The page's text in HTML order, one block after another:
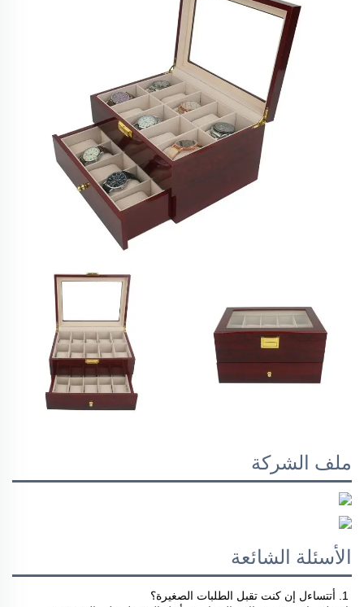
ملف الشركة
الأسئلة الشائعة
1. أتتساءل إن كنت تقبل الطلبات الصغيرة؟